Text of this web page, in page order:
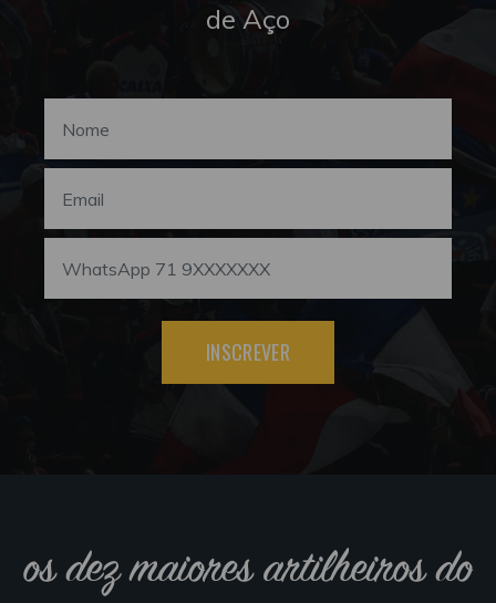
de Aço
INSCREVER
os dez maiores artilheiros do